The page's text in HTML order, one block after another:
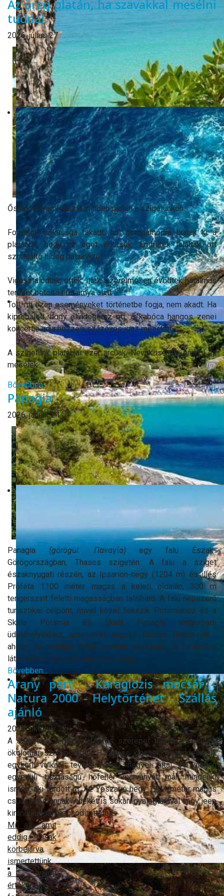
Az öreg platán, ha szavakkal mesélni
tudna!
2026. július 27
Ősi időkre emlékszik minden platán a szigetünkön.
Források sokasága fakadt, hol gombamódra bújtak ki a
platánok, hogy az eget érintsék. Emberek találtak ott
szomjoltó hideg patakvizet.
Vigasztalódtak, ettek, ittak, szerelmesen évődtek hatalmas
tereket betöltő hűs árnya alatt.
Toll, mi ezen eseményeket történetbe fogja, nem akadt. Ha
kipróbálod, hogy elüldögélsz ott, a kabóca hangos zenei
koncertje adja hozzá a százéves igaz meséket.
A szigetünk platánjai ezer arcúak. Nevük is sok. Amiról én
mesélek...
Bővebben...
Panagia
2026. január 24
Panagia (görögül: Παναγία)egy falu Észak-
Görögországban, Thasos szigetén. A falu a sziget
északnyugati részén, az Ipsarion-hegy (1204 m) és illés
Próféta 1100 méter magas a keleti oldalán, 300 m
tengerszint feletti magasságban található. A falu népszerű
turisztikai célpont, mivel közel fekszik Potamiához és a
Skala Potamia és Skala Panagia tengerparti
üdülőhelyekhez, amelyeket angolul Golden Beach-nek ,
ahogy mi említjük Arany partnak neveznek. A turisztikai
látnivalók között szerepelnek a hagy...
Bővebben...
Arany part - Karagiozis mocsár -
Natura 2000 - Helytörténet - Szállás
ajánló
2024. október 22
A szigetünk rendkívül fontos szerepet tölt be geológiai,
ökológiai szempontból. Hatalmas kincsekkel rendelkezik
egykori vulkáni tevékenységű hegyei által. A világon
egyedüli tisztaságú hófehér márványát már mindenki
ismeri, aki fürdött itt. Az Ypszarió hegy 1204 méter magas
csúcsát és annak vidékét is sokan gyalogtúrával vagy jeep
kirándulással meghódítottátok.
Mi az, amit
eddig csak
körbejárva
ismertettünk,
a valós
értékének